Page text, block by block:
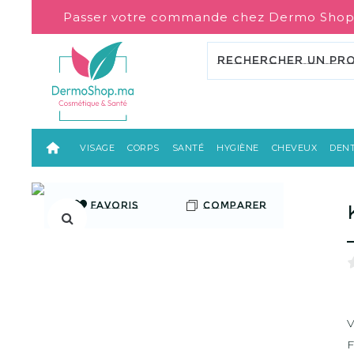
Passer votre commande chez Dermo
VISAGE CORPS SANTÉ HYGIÈNE CHEVEUX
FAVORIS COMPARER